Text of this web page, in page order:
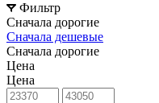
Фильтр
Сначала дорогие
Сначала дешевые
Сначала дорогие
Цена
Цена